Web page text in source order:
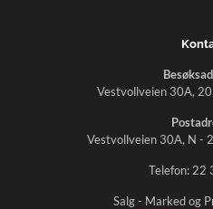
Vestvollveien 30A,
Vestvollveien 30A, N -
Telefon: 22
Salg - Marked og